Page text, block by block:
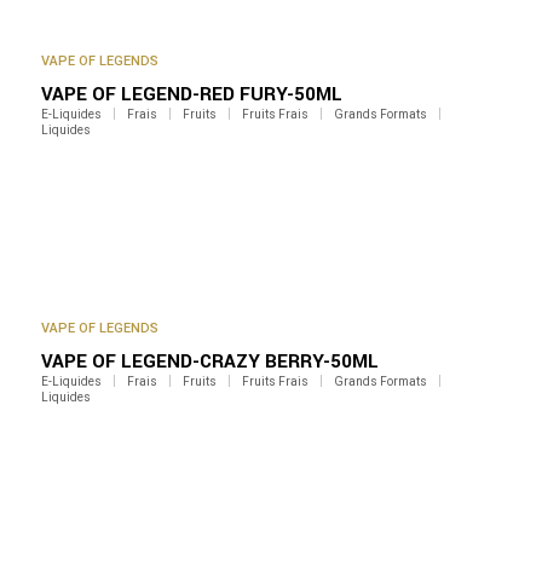
VAPE OF LEGENDS
VAPE OF LEGEND-RED FURY-50ML
E-Liquides Frais Fruits Fruits Frais
Grands Formats
Liquides
VAPE OF LEGENDS
VAPE OF LEGEND-CRAZY BERRY-50ML
E-Liquides Frais Fruits Fruits Frais
Grands Formats
Liquides